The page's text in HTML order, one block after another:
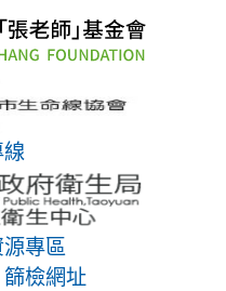
專區
檢網址